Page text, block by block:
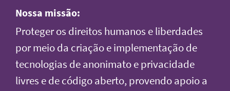
Nossa missão:
Proteger os direitos humanos e liberdades
por meio da criação e implementação de
tecnologias de anonimato e privacidade
livres e de código aberto, provendo apoio a